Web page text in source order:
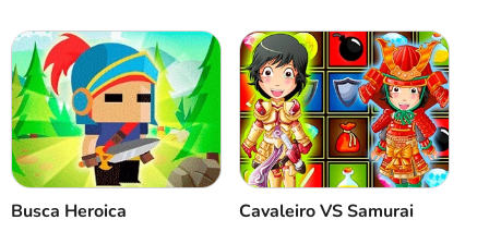
Cancelar Comentário
Busca Heroica Cavaleiro VS Samurai